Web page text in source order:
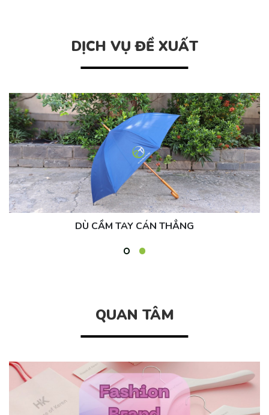
QUAN TÂM
DỊCH VỤ ĐỀ XUẤT
DÙ CẦM TAY CÁN THẲNG